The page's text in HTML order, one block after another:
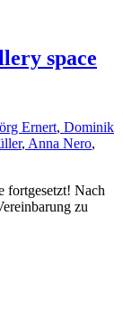
space
Ernert, Dominik
, Anna Nero,
fortgesetzt! Nach
zu